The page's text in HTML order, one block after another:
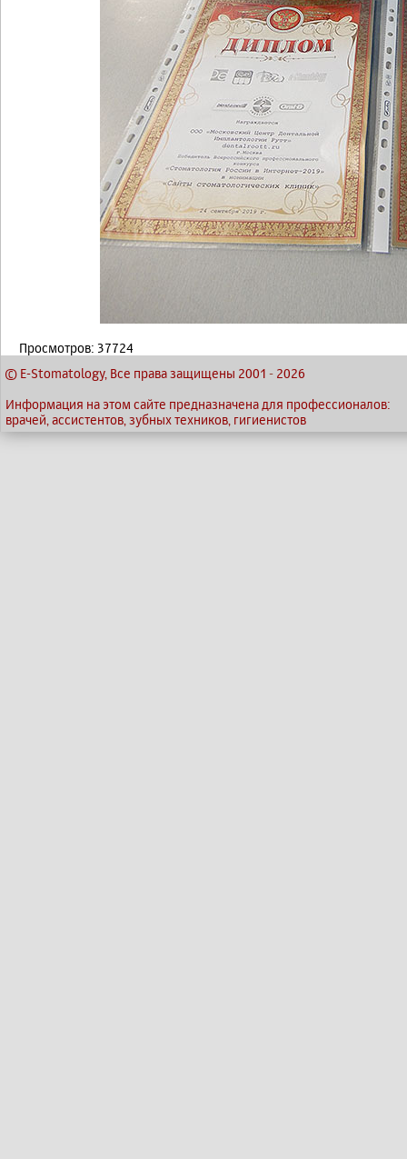
Просмотров: 37724
© E-Stomatology, Все права защищены 2001 - 2026
Информация на этом сайте предназначена для профессионалов:
врачей, ассистентов, зубных техников, гигиенистов